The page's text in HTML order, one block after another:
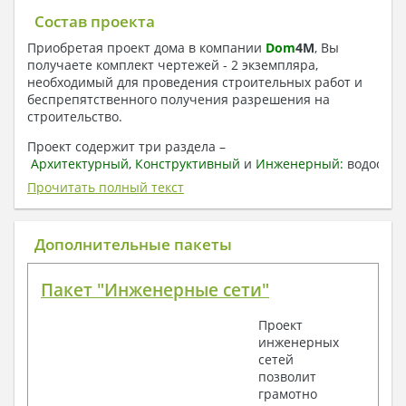
Состав проекта
Приобретая проект дома в компании Dom4M, Вы
получаете комплект чертежей - 2 экземпляра,
необходимый для проведения строительных работ и
беспрепятственного получения разрешения на
строительство.
Проект содержит три раздела –
Архитектурный, Конструктивный и Инженерный:
отопление, вентиляция, канализация,
электроснабжение (приобретается за дополнительную
плату) + Пояснительная записка.
1. Архитектурный раздел:
План координационных осей
Поэтажные маркировочные планы с
Разрезы и состав конструкций
Фасады с ведомостью внешних отделок
Прочитать полный текст
Дополнительные пакеты
Пакет "Инженерные сети"
Проект
инженерных
сетей
позволит
грамотно